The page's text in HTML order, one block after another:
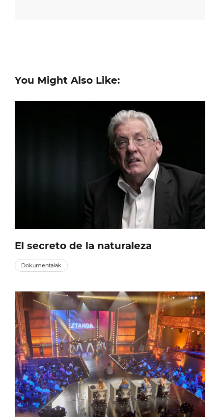
You Might Also Like:
El secreto de la naturaleza
Dokumentalak